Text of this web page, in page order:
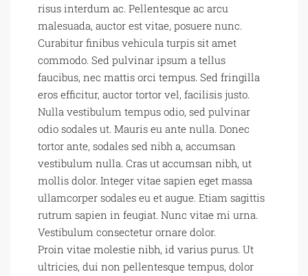
risus interdum ac. Pellentesque ac arcu
malesuada, auctor est vitae, posuere nunc.
Curabitur finibus vehicula turpis sit amet
commodo. Sed pulvinar ipsum a tellus
faucibus, nec mattis orci tempus. Sed fringilla
eros efficitur, auctor tortor vel, facilisis justo.
Nulla vestibulum tempus odio, sed pulvinar
odio sodales ut. Mauris eu ante nulla. Donec
tortor ante, sodales sed nibh a, accumsan
vestibulum nulla. Cras ut accumsan nibh, ut
mollis dolor. Integer vitae sapien eget massa
ullamcorper sodales eu et augue. Etiam sagittis
rutrum sapien in feugiat. Nunc vitae mi urna.
Vestibulum consectetur ornare dolor.
Proin vitae molestie nibh, id varius purus. Ut
ultricies, dui non pellentesque tempus, dolor